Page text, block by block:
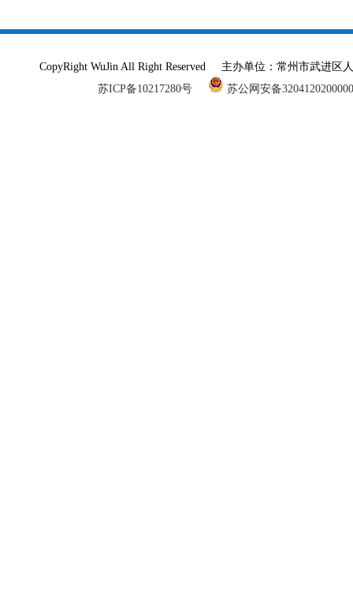
CopyRight WuJin All Right Reserved 主办单位：常州市武进
苏ICP备10217280号
苏公网安备